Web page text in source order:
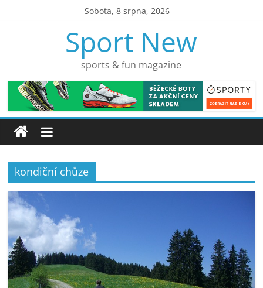
Sobota, 8 srpna, 2026
Sport New
sports & fun magazine
kondiční chůze